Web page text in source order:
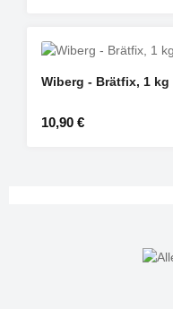
Wiberg - Brätfix, 1 kg
Regulärer Preis:
10,90 €